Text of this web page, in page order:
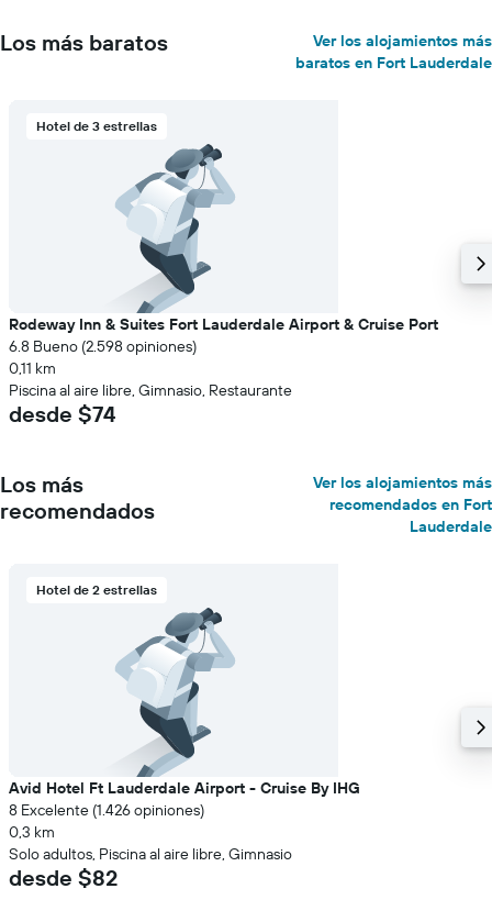
Los más baratos
Ver los alojamientos más
baratos en Fort Lauderdale
Hotel de 3 estrellas
Rodeway Inn & Suites Fort Lauderdale Airport & Cruise Port
6.8 Bueno (2.598 opiniones)
0,11 km
Piscina al aire libre, Gimnasio, Restaurante
desde $74
Los más
recomendados
Ver los alojamientos más
recomendados en Fort
Lauderdale
Hotel de 2 estrellas
Avid Hotel Ft Lauderdale Airport - Cruise By IHG
8 Excelente (1.426 opiniones)
0,3 km
Solo adultos, Piscina al aire libre, Gimnasio
desde $82